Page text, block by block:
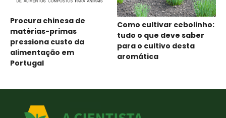
Procura chinesa de
matérias-primas
pressiona custo da
alimentação em
Portugal
Como cultivar cebolinho:
tudo o que deve saber
para o cultivo desta
aromática